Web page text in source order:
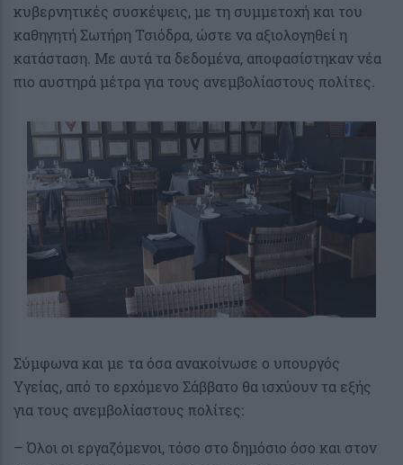
κυβερνητικές συσκέψεις, με τη συμμετοχή και του
καθηγητή Σωτήρη Τσιόδρα, ώστε να αξιολογηθεί η
κατάσταση. Με αυτά τα δεδομένα, αποφασίστηκαν νέα
πιο αυστηρά μέτρα για τους ανεμβολίαστους πολίτες.
Σύμφωνα και με τα όσα ανακοίνωσε ο υπουργός
Υγείας, από το ερχόμενο Σάββατο θα ισχύουν τα εξής
για τους ανεμβολίαστους πολίτες:
– Όλοι οι εργαζόμενοι, τόσο στο δημόσιο όσο και στον